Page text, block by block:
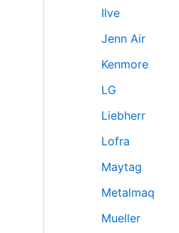
Ilve
Jenn Air
Kenmore
LG
Liebherr
Lofra
Maytag
Metalmaq
Mueller